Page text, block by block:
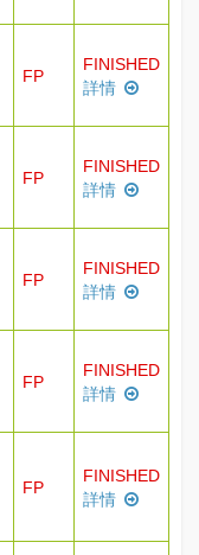
FP
FINISHED
詳情
FP
FINISHED
詳情
FP
FINISHED
詳情
FP
FINISHED
詳情
FP
FINISHED
詳情